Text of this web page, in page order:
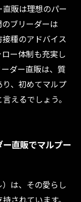
販は理想のパー
ブリーダーは
種のアドバイス
ー体制も充実し
ダー直販は、質
、初めてマルプ
えるでしょう。
直販でマルプー
は、その愛らし
されています。